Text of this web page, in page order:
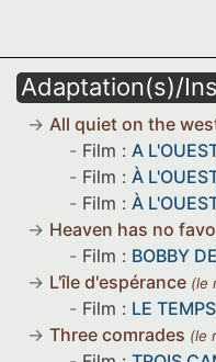
Adaptation(s)/
All quiet on the
Film : A
Film : À
Film : À
Heaven has no
Film : BOBBY
L'île d'espérance (le
Film : LE
Three comrades (le